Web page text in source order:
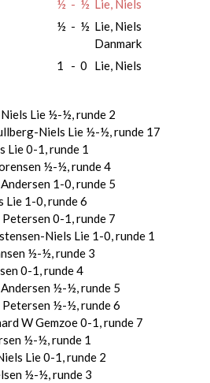
½ - ½ Lie, Niels
½ - ½ Lie, Niels
Danmark
1 - 0 Lie, Niels
Lie ½-½, runde 2
Niels Lie ½-½, runde 17
Lie 0-1, runde 1
½-½, runde 4
1-0, runde 5
Lie 1-0, runde 6
0-1, runde 7
Niels Lie 1-0, runde 1
½-½, runde 3
0-1, runde 4
½-½, runde 5
Petersen ½-½, runde 6
W Gemzoe 0-1, runde 7
½-½, runde 1
Lie 0-1, runde 2
½-½, runde 3